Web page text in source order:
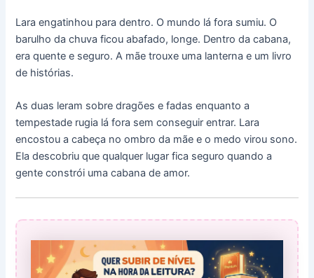
Lara engatinhou para dentro. O mundo lá fora sumiu. O
barulho da chuva ficou abafado, longe. Dentro da cabana,
era quente e seguro. A mãe trouxe uma lanterna e um livro
de histórias.
As duas leram sobre dragões e fadas enquanto a
tempestade rugia lá fora sem conseguir entrar. Lara
encostou a cabeça no ombro da mãe e o medo virou sono.
Ela descobriu que qualquer lugar fica seguro quando a
gente constrói uma cabana de amor.